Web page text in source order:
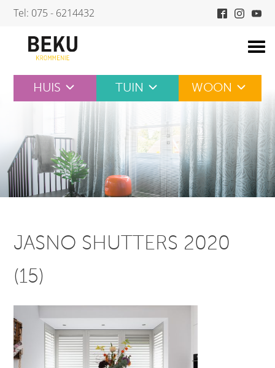
Skip
content
Tel: 075 - 6214432
HUIS TUIN WOON
JASNO SHUTTERS 2020
(15)